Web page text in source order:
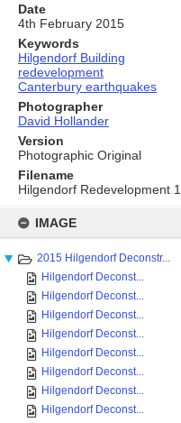
content
IMAGE
2015 Hilgendorf Deconstr...
Hilgendorf Deconst...
Hilgendorf Deconst...
Hilgendorf Deconst...
Hilgendorf Deconst...
Hilgendorf Deconst...
Hilgendorf Deconst...
Hilgendorf Deconst...
Hilgendorf Deconst...
Date
4th February 2015
Keywords
Hilgendorf Building
redevelopment
Canterbury earthquakes
Photographer
David Hollander
Version
Photographic Original
Filename
Hilgendorf Redevelopment 1